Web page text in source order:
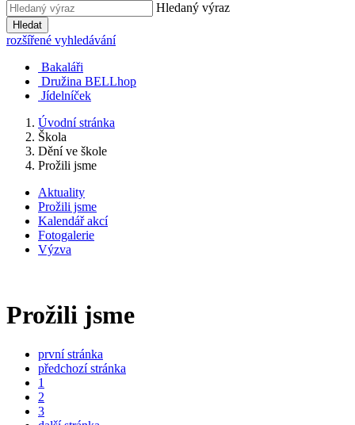
Hledaný výraz
Hledat
rozšířené vyhledávání
Bakaláři
Družina BELLhop
Jídelníček
Úvodní stránka
Škola
Dění ve škole
Prožili jsme
Aktuality
Prožili jsme
Kalendář akcí
Fotogalerie
Výzva
Prožili jsme
první stránka
předchozí stránka
1
2
3